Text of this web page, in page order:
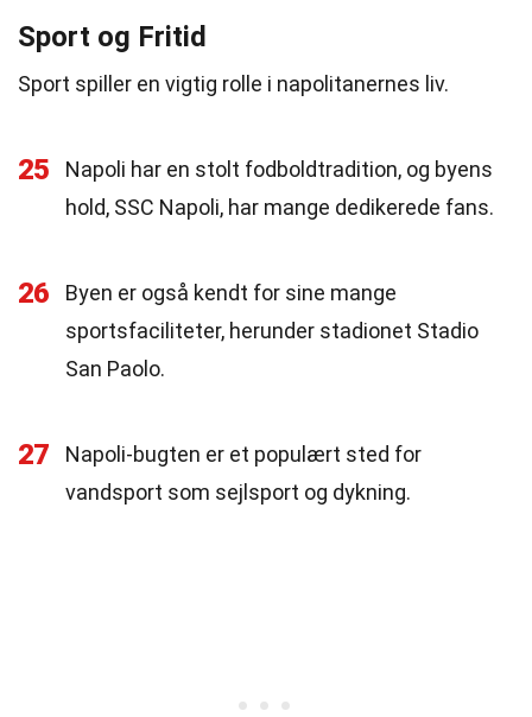
Sport og Fritid
Sport spiller en vigtig rolle i napolitanernes liv.
25
Napoli har en stolt fodboldtradition, og byens
hold, SSC Napoli, har mange dedikerede fans.
26
Byen er også kendt for sine mange
sportsfaciliteter, herunder stadionet Stadio
San Paolo.
27
Napoli-bugten er et populært sted for
vandsport som sejlsport og dykning.